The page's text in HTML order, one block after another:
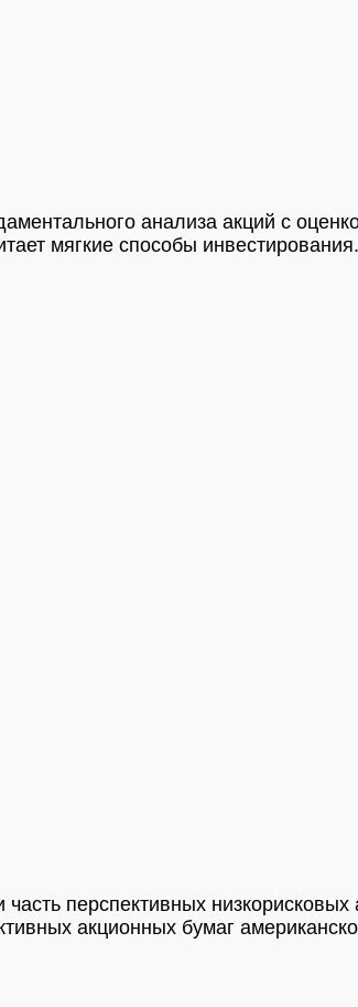
анализа акций с
мягкие способы инвестирования.
перспективных
акционных бумаг